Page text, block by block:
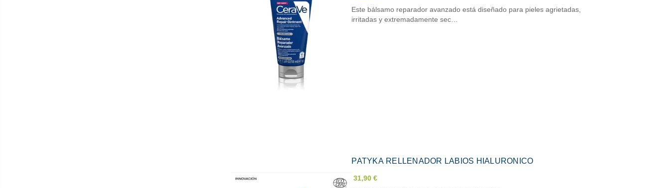
Este bálsamo reparador avanzado está diseñado para pieles agrietadas,
irritadas y extremadamente sec…
PATYKA RELLENADOR LABIOS HIALURONICO
31,90 €